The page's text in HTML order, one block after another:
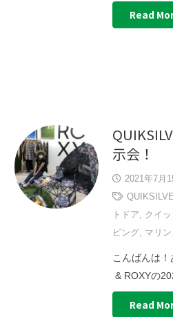
Read
示会！
2021年7月
トドア, クイ
ビング, マリ
こんばんは
& ROXYの
Read